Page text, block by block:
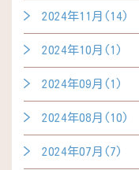
2024年11月(14)
2024年10月(1)
2024年09月(1)
2024年08月(10)
2024年07月(7)